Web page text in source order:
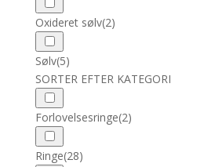
Oxideret sølv(2)
Sølv(5)
SORTER EFTER KATEGORI
Forlovelsesringe(2)
Ringe(28)